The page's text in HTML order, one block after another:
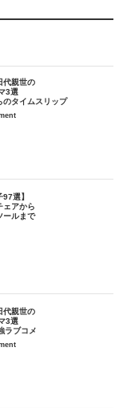
代親世の
3選
タイムスリップ
97選】
ェアから
ールまで
代親世の
3選
ラブコメ